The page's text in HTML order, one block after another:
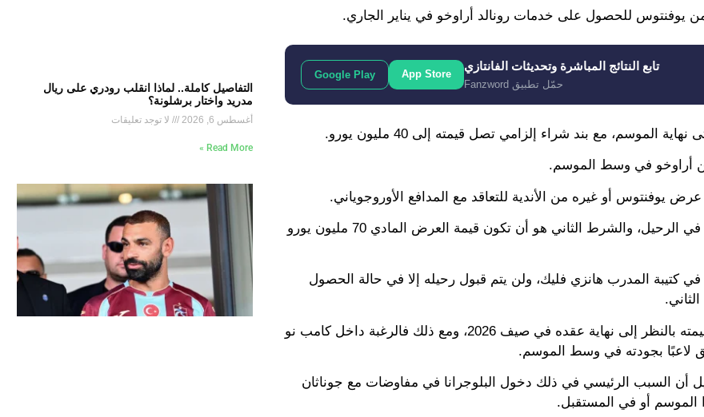
يوفنتوس للحصول على خدمات رونالد أراوخو في يناير الجاري.
تابع النتائج المباشرة وتحديثات الفانتازي
حمّل تطبيق Fanzword
App Store
Google Play
مع بند شراء إلزامي تصل قيمته إلى 40 مليون يورو.
عن أراوخو في وسط الموسم.
يوفنتوس أو غيره من الأندية للتعاقد مع المدافع الأوروجوياني.
الشرط الأول يتمثل في أن يُعلن اللاعب للإدارة بوضوح عن رغبته في الرحيل، والشرط الثاني هو أن تكون قيمة العرض المادي 70 مليون يورو
في كتيبة المدرب هانزي فليك، ولن يتم قبول رحيله إلا في حالة الحصول
ويدرك برشلونة أن الانتظار حتى الصيف لبيع أراوخو سيقلل من قيمته بالنظر إلى نهاية عقده في صيف 2026، ومع ذلك فالرغبة داخل كامب نو
لاعبًا بجودته في وسط الموسم.
أن السبب الرئيسي في ذلك دخول البلوجرانا في مفاوضات مع جوناثان
الموسم أو في المستقبل.
التفاصيل كاملة.. لماذا انقلب رودري على ريال
مدريد واختار برشلونة؟
أغسطس 6, 2026 لا توجد تعليقات
Read More »